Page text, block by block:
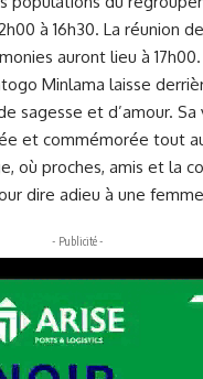
à 16h30. La réunion
auront lieu à 17h00.
Minlama laisse
sagesse et d’amour. Sa
et commémorée tout
où proches, amis et la
dire adieu à une femme
- Publicité -